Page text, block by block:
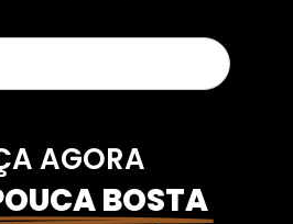
AGORA
BOSTA